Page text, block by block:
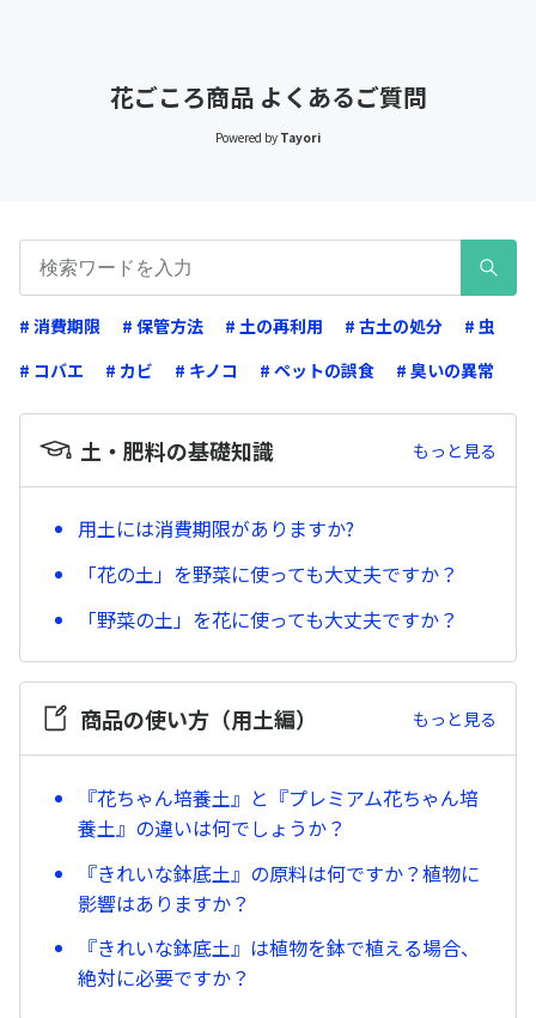
花ごころ商品 よくあるご質問
Powered by Tayori
# 消費期限 # 保管方法 # 土の再利用 # 古土の処分
# 虫
# コバエ
# カビ # キノコ # ペットの誤食 # 臭いの異常
土・肥料の基礎知識 もっと見る
用土には消費期限がありますか?
「花の土」を野菜に使っても大丈夫ですか？
「野菜の土」を花に使っても大丈夫ですか？
商品の使い方（用土編） もっと見る
『花ちゃん培養土』と『プレミアム花ちゃん培
養土』の違いは何でしょうか？
『きれいな鉢底土』の原料は何ですか？植物に
影響はありますか？
『きれいな鉢底土』は植物を鉢で植える場合、
絶対に必要ですか？